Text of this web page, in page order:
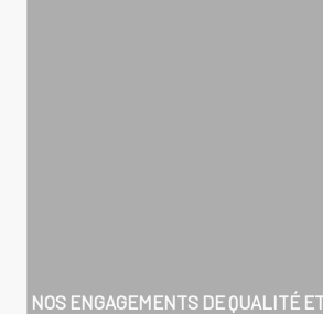
NOS ENGAGEMENTS DE QUALITÉ